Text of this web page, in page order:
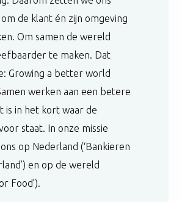
de klant én zijn omgeving
Om samen de wereld
te maken. Dat
Growing a better world
werken aan een betere
is in het kort waar de
staat. In onze missie
op Nederland (‘Bankieren
en op de wereld
Food’).